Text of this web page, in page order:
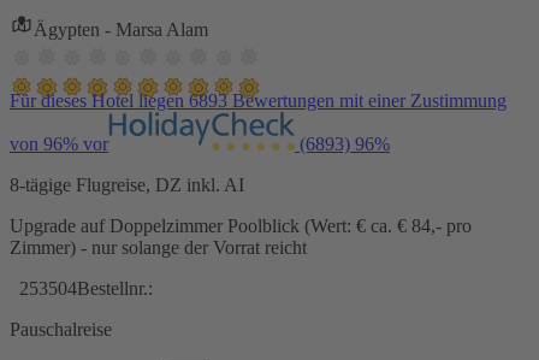
Ägypten - Marsa Alam
Für dieses Hotel liegen 6893 Bewertungen mit einer Zustimmung
von 96% vor (6893) 96%
8-tägige Flugreise, DZ inkl. AI
Upgrade auf Doppelzimmer Poolblick (Wert: € ca. € 84,- pro
Zimmer) - nur solange der Vorrat reicht
253504Bestellnr.:
Pauschalreise